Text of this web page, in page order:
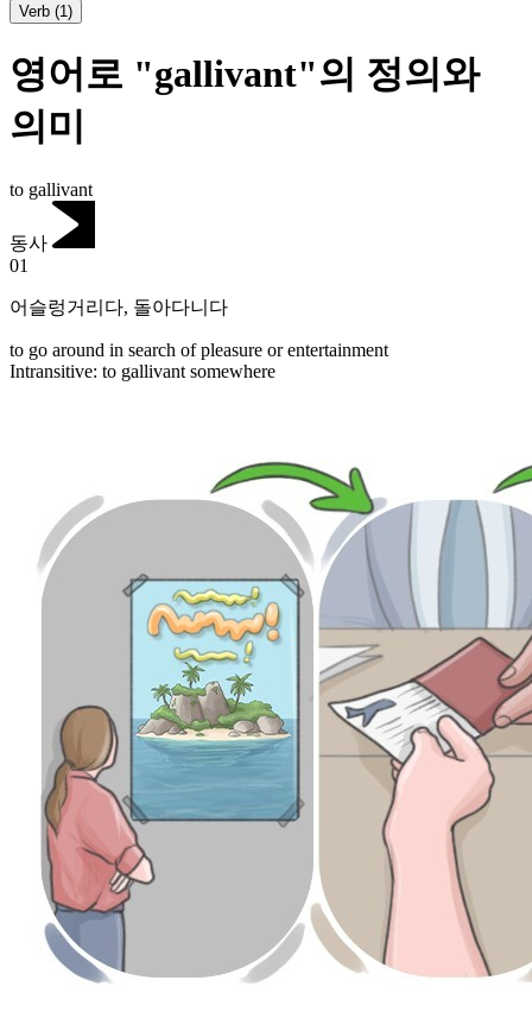
Verb (1)
영어로 "gallivant"의 정의와
의미
to gallivant
동사
01
어슬렁거리다, 돌아다니다
to go around in search of pleasure or entertainment
Intransitive: to gallivant somewhere